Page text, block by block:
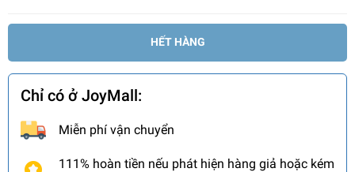
HẾT HÀNG
Chỉ có ở JoyMall:
Miễn phí vận chuyển
111% hoàn tiền nếu phát hiện hàng giả hoặc kém